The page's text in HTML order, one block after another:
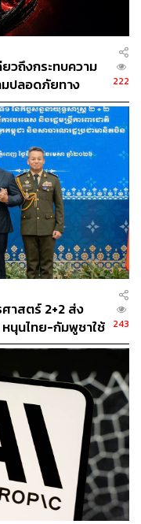
ริหารความมั่นคง
ดภัยไซเบอร์ ธนาคาร
ที่องค์กรจำนวนไม่
จากการขาดแคลน
าสนใจคือการที่
จมตีหลัก ซึ่งอาจจะ
นก็สามารถเป็น
และย่ำอยู่กับที่ นี่จึง
ฐจำเป็นต้องยกระดับ
ความมั่นคงปลอดภัย
บอร์ ธนาคารกรุงเทพ
วถึงกระทบความ
มปลอดภัยทาง
222
าสตร์ 2+2 ส่ง
นุนไทย-กัมพูชาใช้
243